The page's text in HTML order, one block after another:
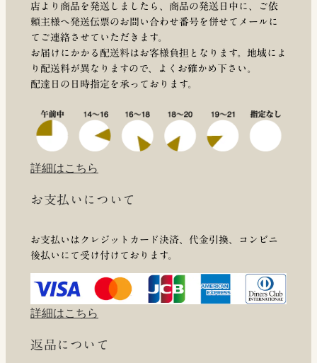
店より商品を発送しましたら、商品の発送日中に、ご依
頼主様へ発送伝票のお問い合わせ番号を併せてメールに
てご連絡させていただきます。
お届けにかかる配送料はお客様負担となります。地域によ
り配送料が異なりますので、よくお確かめ下さい。
配達日の日時指定を承っております。
詳細はこちら
お支払いについて
お支払いはクレジットカード決済、代金引換、コンビニ
後払いにて受け付けております。
詳細はこちら
返品について